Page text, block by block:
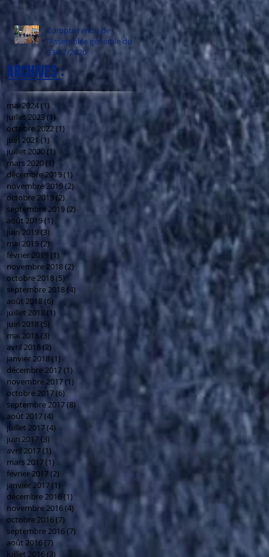
Compte rendu de
l’Assemblée générale du
03/07/2020
mai 2024(1) 1 post
juillet 2023(1) 1 post
octobre 2022(1)
juin 2021 (1) 1 post
juillet 2020(1)
mars 2020(1) 1 post
décembre 2019(1)
novembre 2019(2)
octobre 2019(2)
septembre 2019(2) 2 posts
août 2019(1) 1 post
juin 2019(3)
mai 2019(2)2 posts
février 2019(1) 1 post
novembre 2018(2)
octobre 2018(5)
septembre 2018(4)
août 2018(6) 6 posts
juillet 2018(1) 1 post
juin 2018(5) 5 posts
mai 2018(3) 3 posts
avril 2018(2) 2 posts
janvier 2018(1) 1 post
décembre 2017(1)
novembre 2017(1)
octobre 2017(6) 6 posts
septembre 2017(8) 8 posts
août 2017(4) 4 posts
juillet 2017(4)
juin 2017(3)
avril 2017(1)
mars 2017(1) 1 post
février 2017(2) 2 posts
janvier 2017(1)
décembre 2016(1)
novembre 2016(4)
octobre 2016(7) 7 posts
septembre 2016(7) 7 posts
août 2016(7) 7 posts
juillet 2016(3)
ARCHIVES: